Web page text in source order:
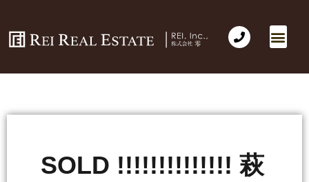
SOLD !!!!!!!!!!!!!! 萩